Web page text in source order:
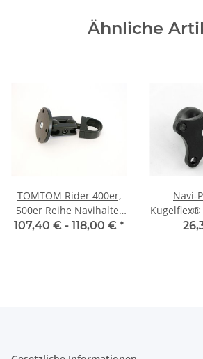
Ähnliche
TOMTOM Rider 400er,
500er Reihe Navihalter
Kugelflex® mit
107,40 € - 118,00 € *
Navi-
Kugelflex®
Navi